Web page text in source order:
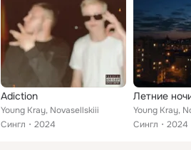
Adiction
Young Kray, Novasellskiii
Сингл
2024
Летние
Young Kray,
Сингл
2024